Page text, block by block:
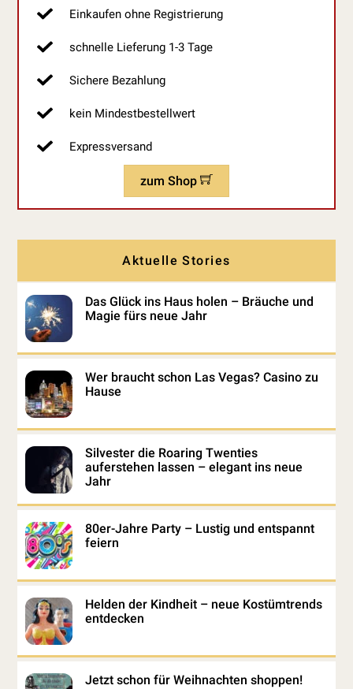
Einkaufen ohne Registrierung
schnelle Lieferung 1-3 Tage
Sichere Bezahlung
kein Mindestbestellwert
Expressversand
zum Shop
Aktuelle Stories
Das Glück ins Haus holen – Bräuche und
Magie fürs neue Jahr
Wer braucht schon Las Vegas? Casino zu
Hause
Silvester die Roaring Twenties
auferstehen lassen – elegant ins neue
Jahr
80er-Jahre Party – Lustig und entspannt
feiern
Helden der Kindheit – neue Kostümtrends
entdecken
Jetzt schon für Weihnachten shoppen!